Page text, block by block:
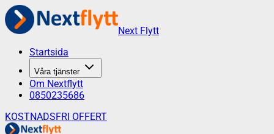
Next Flytt
Startsida
Våra tjänster
Om Nextflytt
0850235686
KOSTNADSFRI OFFERT